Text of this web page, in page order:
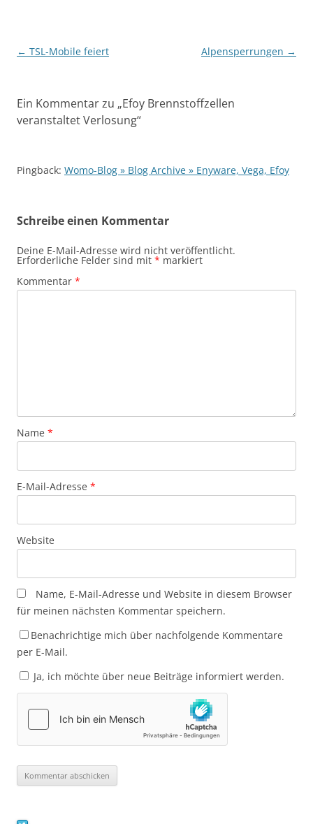
Beitragsnavigation
← TSL-Mobile feiert Alpensperrungen →
Ein Kommentar zu „Efoy Brennstoffzellen
veranstaltet Verlosung“
Pingback: Womo-Blog » Blog Archive » Enyware, Vega, Efoy
Schreibe einen Kommentar
Deine E-Mail-Adresse wird nicht veröffentlicht.
Erforderliche Felder sind mit * markiert
Kommentar *
Name *
E-Mail-Adresse *
Website
Name, E-Mail-Adresse und Website in diesem Browser
für meinen nächsten Kommentar speichern.
Benachrichtige mich über nachfolgende Kommentare
per E-Mail.
Ja, ich möchte über neue Beiträge informiert werden.